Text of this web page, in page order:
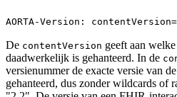
AORTA-Version:
De contentVersion geeft aan
daadwerkelijk is gehanteerd. In de
versienummer de exacte versie van
gehanteerd, dus zonder wildcards of